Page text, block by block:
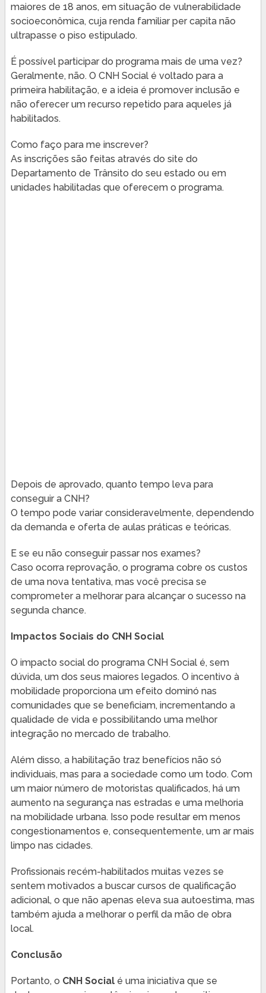
maiores de 18 anos, em situação de vulnerabilidade
socioeconômica, cuja renda familiar per capita não
ultrapasse o piso estipulado.
É possível participar do programa mais de uma vez?
Geralmente, não. O CNH Social é voltado para a
primeira habilitação, e a ideia é promover inclusão e
não oferecer um recurso repetido para aqueles já
habilitados.
Como faço para me inscrever?
As inscrições são feitas através do site do
Departamento de Trânsito do seu estado ou em
unidades habilitadas que oferecem o programa.
Depois de aprovado, quanto tempo leva para
conseguir a CNH?
O tempo pode variar consideravelmente, dependendo
da demanda e oferta de aulas práticas e teóricas.
E se eu não conseguir passar nos exames?
Caso ocorra reprovação, o programa cobre os custos
de uma nova tentativa, mas você precisa se
comprometer a melhorar para alcançar o sucesso na
segunda chance.
Impactos Sociais do CNH Social
O impacto social do programa CNH Social é, sem
dúvida, um dos seus maiores legados. O incentivo à
mobilidade proporciona um efeito dominó nas
comunidades que se beneficiam, incrementando a
qualidade de vida e possibilitando uma melhor
integração no mercado de trabalho.
Além disso, a habilitação traz benefícios não só
individuais, mas para a sociedade como um todo. Com
um maior número de motoristas qualificados, há um
aumento na segurança nas estradas e uma melhoria
na mobilidade urbana. Isso pode resultar em menos
congestionamentos e, consequentemente, um ar mais
limpo nas cidades.
Profissionais recém-habilitados muitas vezes se
sentem motivados a buscar cursos de qualificação
adicional, o que não apenas eleva sua autoestima, mas
também ajuda a melhorar o perfil da mão de obra
local.
Conclusão
Portanto, o CNH Socialé uma iniciativa que se